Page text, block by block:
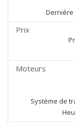
Dernière
Prix
Moteurs
Système de